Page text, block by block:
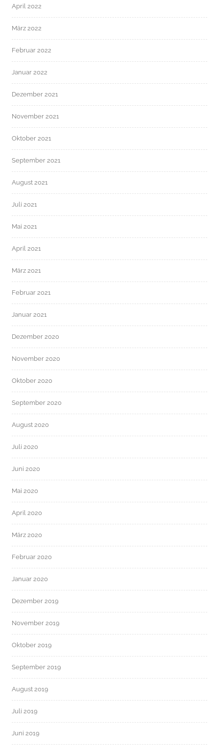
April 2022
März 2022
Februar 2022
Januar 2022
Dezember 2021
November 2021
Oktober 2021
September 2021
August 2021
Juli 2021
Mai 2021
April 2021
März 2021
Februar 2021
Januar 2021
Dezember 2020
November 2020
Oktober 2020
September 2020
August 2020
Juli 2020
Juni 2020
Mai 2020
April 2020
März 2020
Februar 2020
Januar 2020
Dezember 2019
November 2019
Oktober 2019
September 2019
August 2019
Juli 2019
Juni 2019